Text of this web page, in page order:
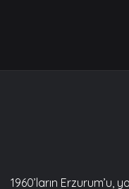
1960’ların Erzurum’u,